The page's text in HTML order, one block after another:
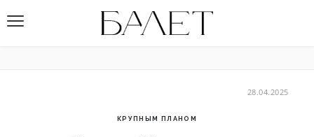
КРУПНЫМ ПЛАНОМ
28.04.2025